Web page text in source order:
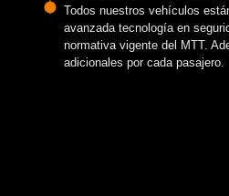
Todos nuestros vehículos
avanzada tecnología en
normativa vigente del MTT.
adicionales por cada pasajero.